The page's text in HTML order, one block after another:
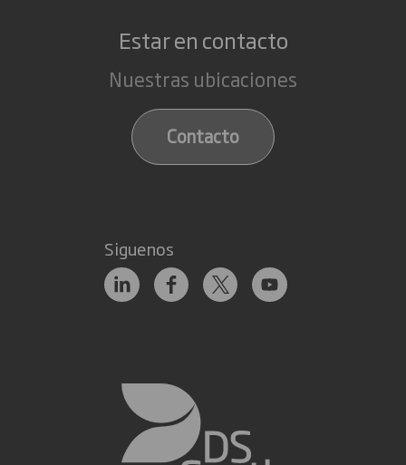
Estar en contacto
Nuestras ubicaciones
Contacto
Siguenos